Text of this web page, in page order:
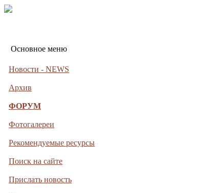
Основное меню
Новости - NEWS
Архив
ФОРУМ
Фотогалереи
Рекомендуемые ресурсы
Поиск на сайте
Прислать новость